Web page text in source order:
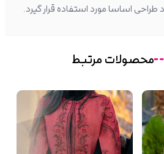
اساسا مورد استفاده قرار گیرد.
محصولات مرتبط